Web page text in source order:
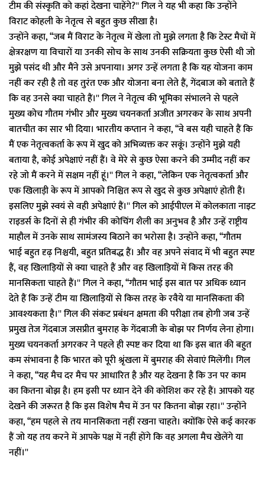
टीम की संस्कृति को कहां देखना चाहेंगे?'' गिल ने यह भी कहा कि उन्होंने
विराट कोहली के नेतृत्व से बहुत कुछ सीखा है।
उन्होंने कहा, ‘‘जब मैं विराट के नेतृत्व में खेला तो मुझे लगता है कि टेस्ट मैचों में
क्षेत्ररक्षण या विचारों या उनकी सोच के साथ उनकी सक्रियता कुछ ऐसी थी जो
मुझे पसंद थी और मैंने उसे अपनाया। अगर उन्हें लगता है कि यह योजना काम
नहीं कर रही है तो वह तुरंत एक और योजना बना लेते हैं, गेंदबाज को बताते हैं
कि वह उनसे क्या चाहते हैं।'' गिल ने नेतृत्व की भूमिका संभालने से पहले
मुख्य कोच गौतम गंभीर और मुख्य चयनकर्ता अजीत अगरकर के साथ अपनी
बातचीत का सार भी दिया। भारतीय कप्तान ने कहा, ‘‘वे बस यही चाहते हैं कि
मैं एक नेतृत्वकर्ता के रूप में खुद को अभिव्यक्त कर सकूं। उन्होंने मुझे यही
बताया है, कोई अपेक्षाएं नहीं हैं। वे मेरे से कुछ ऐसा करने की उम्मीद नहीं कर
रहे जो मैं करने में सक्षम नहीं हूं।'' गिल ने कहा, ‘‘लेकिन एक नेतृत्वकर्ता और
एक खिलाड़ी के रूप में आपको निश्चित रूप से खुद से कुछ अपेक्षाएं होती हैं।
इसलिए मुझे स्वयं से वही अपेक्षाएं हैं।'' गिल को आईपीएल में कोलकाता नाइट
राइडर्स के दिनों से ही गंभीर की कोचिंग शैली का अनुभव है और उन्हें राष्ट्रीय
माहौल में उनके साथ सामंजस्य बिठाने का भरोसा है। उन्होंने कहा, ‘‘गौतम
भाई बहुत दृढ़ निश्चयी, बहुत प्रतिबद्ध हैं। और वह अपने संवाद में भी बहुत स्पष्ट
हैं, वह खिलाड़ियों से क्या चाहते हैं और वह खिलाड़ियों में किस तरह की
मानसिकता चाहते हैं।'' गिल ने कहा, ‘‘गौतम भाई इस बात पर अधिक ध्यान
देते हैं कि उन्हें टीम या खिलाड़ियों से किस तरह के रवैये या मानसिकता की
आवश्यकता है।'' गिल की संकट प्रबंधन क्षमता की परीक्षा तब होगी जब उन्हें
प्रमुख तेज गेंदबाज जसप्रीत बुमराह के गेंदबाजी के बोझ पर निर्णय लेना होगा।
मुख्य चयनकर्ता अगरकर ने पहले ही स्पष्ट कर दिया था कि इस बात की बहुत
कम संभावना है कि भारत को पूरी श्रृंखला में बुमराह की सेवाएं मिलेंगी। गिल
ने कहा, ‘‘यह मैच दर मैच पर आधारित है और यह देखना है कि उन पर काम
का कितना बोझ है। हम इसी पर ध्यान देने की कोशिश कर रहे हैं। आपको यह
देखने की जरूरत है कि इस विशेष मैच में उन पर कितना बोझ रहा।'' उन्होंने
कहा, ‘‘हम पहले से तय मानसिकता नहीं रखना चाहते। क्योंकि ऐसे कई कारक
हैं जो यह तय करने में आपके पक्ष में नहीं होंगे कि वह अगला मैच खेलेंगे या
नहीं।''